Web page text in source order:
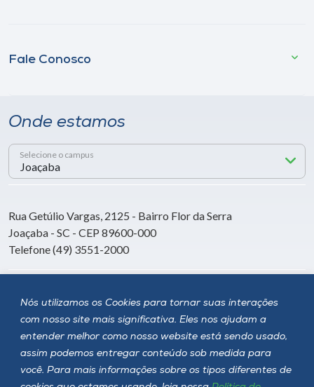
Nós utilizamos os Cookies para tornar suas interações
com nosso site mais significativa. Eles nos ajudam a
entender melhor como nosso website está sendo usado,
assim podemos entregar conteúdo sob medida para
você. Para mais informações sobre os tipos diferentes de
Fale Conosco
Onde estamos
Selecione o campus
Rua Getúlio Vargas, 2125 - Bairro Flor da Serra
Joaçaba - SC - CEP 89600-000
Telefone (49) 3551-2000
Siga a Unoesc